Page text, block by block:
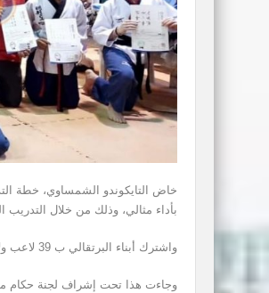
بأداء مثالي، وذلك من خلال التدريب
واشترك أبناء البرتقالي ب 39 لاعب ولاعبة، حيث تم تكريم 30منهم بشهادة الحزام الأسود الدولي.
وجاءت هذا تحت إشراف لجنة حكام من